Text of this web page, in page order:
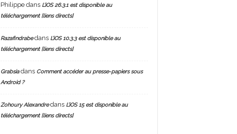
Philippedans L’iOS 26.3.1 est disponible au
téléchargement [liens directs]
Razafindrabedans L’iOS 10.3.3 est disponible au
téléchargement [liens directs]
Grabsiadans Comment accéder au presse-papiers sous
Android ?
Zohoury Alexandredans L’iOS 15 est disponible au
téléchargement [liens directs]